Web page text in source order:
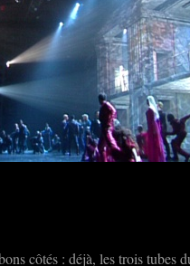
côtés : déjà, les trois